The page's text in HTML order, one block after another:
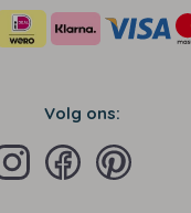
Volg ons: